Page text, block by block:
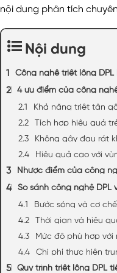
nội dung phân tích
Nội dung
Công nghệ triệt lông DPL
4 ưu điểm của công
Khả năng triệt tận
Tích hợp hiệu quả
Không gây đau rát
Hiệu quả cao với
Nhược điểm của công
So sánh công nghệ DPL
Bước sóng và cơ
Thời gian và hiệu
Mức độ phù hợp với
Chi phí thực hiện
Quy trình triệt lông DPL